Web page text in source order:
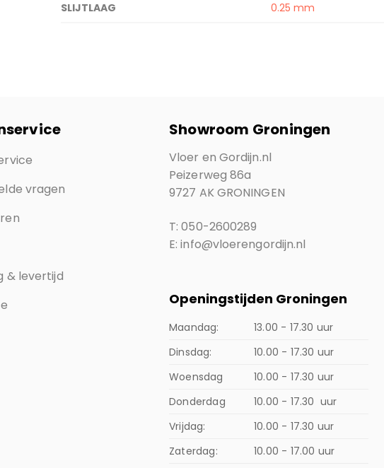
SLIJTLAAG 0.25 mm
vragen
& levertijd
Showroom Groningen
Vloer en Gordijn.nl
Peizerweg 86a
9727 AK GRONINGEN
T: 050-2600289
E: info@vloerengordijn.nl
Openingstijden Groningen
Maandag:
13.00 - 17.30 uur
Dinsdag:
10.00 - 17.30 uur
Woensdag
10.00 - 17.30 uur
Donderdag
10.00 - 17.30 uur
Vrijdag:
10.00 - 17.30 uur
Zaterdag:
10.00 - 17.00 uur